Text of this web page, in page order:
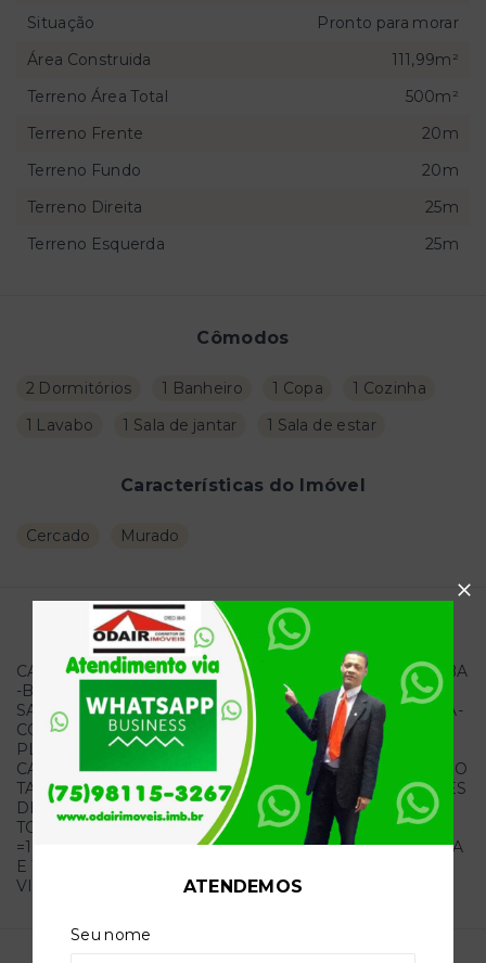
Cômodos
2 Dormitórios 1 Banheiro 1 Copa
1 Cozinha
1 Lavabo
1 Sala de jantar 1 Sala de estar
Características do Imóvel
Cercado Murado
Descrição do imóvel
CASA RESIDENCIAL NO GRAVATÁ DE BAIXO- MURITIBA
-BAHIA- ZONA RURAL: CASA COM: 02-DORMITÓRIOS,
SALA, COZINHA, WC, VARANDA,: FUNDO LAVANDERIA-
COZINHA A LENHA, 01 DORMITÓRIO. QUINTAL COM
PLANTAÇOES: 14 PÉS DE LARANJEIRAS, 01 PÉ DE
CAJUEIRO, 01 PÉ DE LIMOEIRO ROSA. 01 PÉ LIMOEIRO
TAITI- 01 PÉ GRAVIOLA, 03 PÉS DE COQUEIROS. 03 PÉS
DE NONI. TAMANHO DO TERRENO: 20X25
TOTALIZANDO: 500 M2. AREA CONSTRUIDA: 7 X 13,82
=111,99 M2 : VALOR DA OFERTA: R$: 93,922.20 NOVENTA
E TRES MIL NOVECENTOS E VINTE E DOIS REAIS E
VINTE CENTAVOS..
Situação
Pronto para morar
Área Construida
111,99m²
Terreno Área Total
500m²
Terreno Frente
20m
Terreno Fundo
20m
Terreno Direita
25m
Terreno Esquerda
25m
ATENDEMOS
Seu nome